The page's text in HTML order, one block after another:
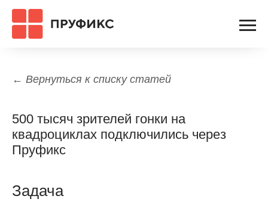
← Вернуться к списку статей
500 тысяч зрителей гонки на
квадроциклах подключились через
Пруфикс
Задача